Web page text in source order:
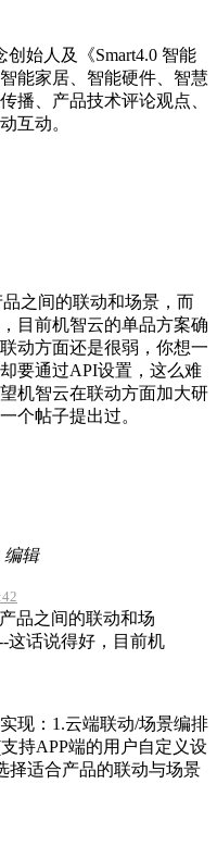
始人及《Smart4.0 智能
能家居、智能硬件、智慧
播、产品技术评论观点、
互动。
之间的联动和场景，而
目前机智云的单品方案确
动方面还是很弱，你想一
要通过API设置，这么难
机智云在联动方面加大研
个帖子提出过。
编辑
品之间的联动和场
这话说得好，目前机
现：1.云端联动/场景编排
持APP端的用户自定义设
择适合产品的联动与场景